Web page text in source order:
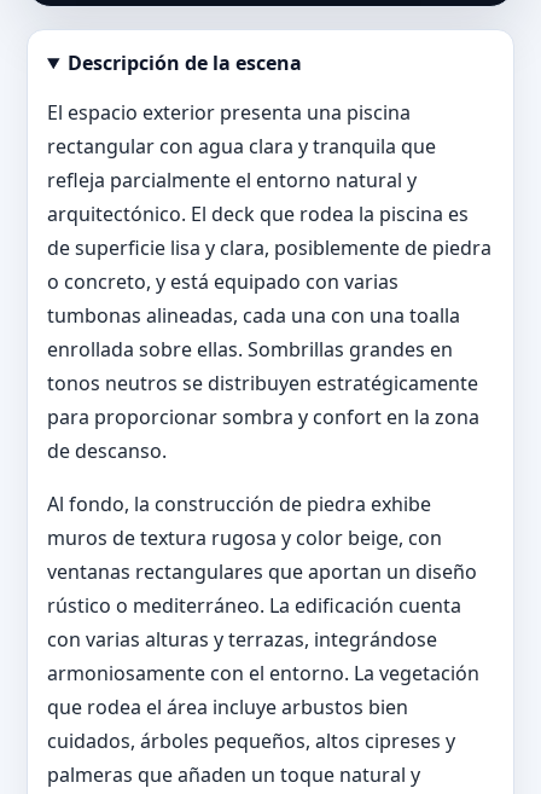
Abrir imagen en tamaño completo
Descripción de la escena
El espacio exterior presenta una piscina
rectangular con agua clara y tranquila que
refleja parcialmente el entorno natural y
arquitectónico. El deck que rodea la piscina es
de superficie lisa y clara, posiblemente de piedra
o concreto, y está equipado con varias
tumbonas alineadas, cada una con una toalla
enrollada sobre ellas. Sombrillas grandes en
tonos neutros se distribuyen estratégicamente
para proporcionar sombra y confort en la zona
de descanso.
Al fondo, la construcción de piedra exhibe
muros de textura rugosa y color beige, con
ventanas rectangulares que aportan un diseño
rústico o mediterráneo. La edificación cuenta
con varias alturas y terrazas, integrándose
armoniosamente con el entorno. La vegetación
que rodea el área incluye arbustos bien
cuidados, árboles pequeños, altos cipreses y
palmeras que añaden un toque natural y